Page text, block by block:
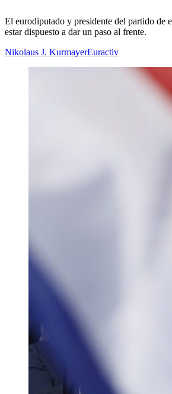
El eurodiputado y presidente del partido de
estar dispuesto a dar un paso al frente.
Nikolaus J. KurmayerEuractiv